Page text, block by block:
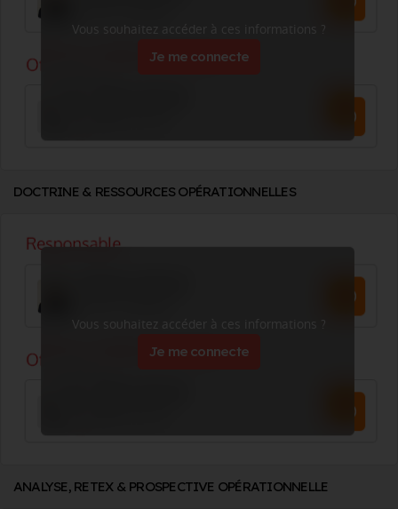
Vous souhaitez accéder à ces informations ?
Je me connecte
DOCTRINE & RESSOURCES OPÉRATIONNELLES
Vous souhaitez accéder à ces informations ?
Je me connecte
ANALYSE, RETEX & PROSPECTIVE OPÉRATIONNELLE